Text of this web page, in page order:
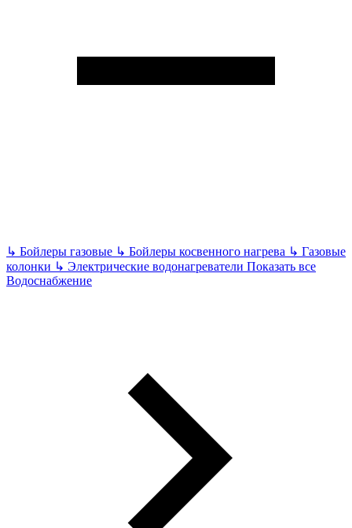
↳ Бойлеры газовые ↳ Бойлеры косвенного нагрева ↳ Газовые
колонки ↳ Электрические водонагреватели Показать все
Водоснабжение